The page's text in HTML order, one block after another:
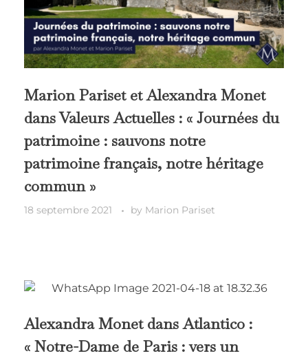
Marion Pariset et Alexandra Monet
dans Valeurs Actuelles : « Journées du
patrimoine : sauvons notre
patrimoine français, notre héritage
commun »
18 septembre 2021 by Marion Pariset
Alexandra Monet dans Atlantico :
« Notre-Dame de Paris : vers un